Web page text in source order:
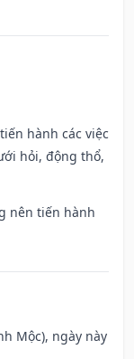
hành các việc
hỏi, động thổ,
nên tiến hành
Mộc), ngày này